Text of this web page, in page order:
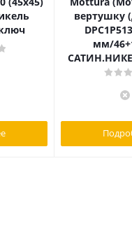
вертушку
мм/